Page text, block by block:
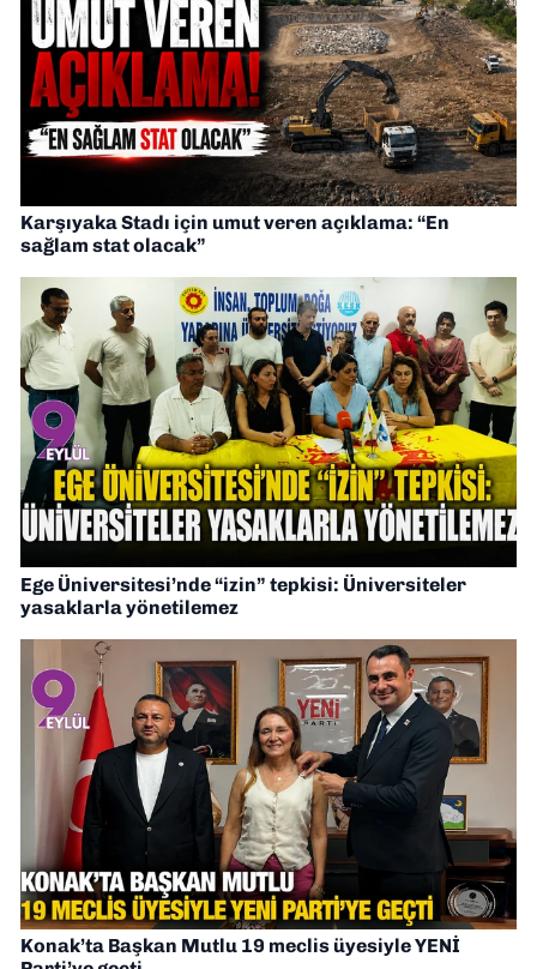
Karşıyaka Stadı için umut veren açıklama: “En
sağlam stat olacak”
Ege Üniversitesi’nde “izin” tepkisi: Üniversiteler
yasaklarla yönetilemez
Konak’ta Başkan Mutlu 19 meclis üyesiyle YENİ